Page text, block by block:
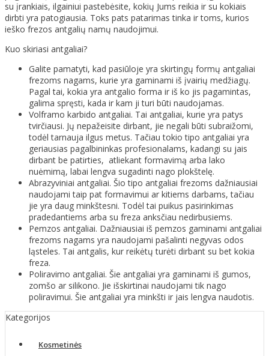
su įrankiais, ilgainiui pastebėsite, kokių Jums reikia ir su kokiais
dirbti yra patogiausia. Toks pats patarimas tinka ir toms, kurios
ieško frezos antgalių namų naudojimui.
Kuo skiriasi antgaliai?
Galite pamatyti, kad pasiūloje yra skirtingų formų antgaliai
frezoms nagams, kurie yra gaminami iš įvairių medžiagų.
Pagal tai, kokia yra antgalio forma ir iš ko jis pagamintas,
galima spręsti, kada ir kam ji turi būti naudojamas.
Volframo karbido antgaliai. Tai antgaliai, kurie yra patys
tvirčiausi. Jų nepažeisite dirbant, jie negali būti subraižomi,
todėl tarnauja ilgus metus. Tačiau tokio tipo antgaliai yra
geriausias pagalbininkas profesionalams, kadangi su jais
dirbant be patirties, atliekant formavimą arba lako
nuėmimą, labai lengva sugadinti nago plokštelę.
Abrazyviniai antgaliai. Šio tipo antgaliai frezoms dažniausiai
naudojami taip pat formavimui ar kitiems darbams, tačiau
jie yra daug minkštesni. Todėl tai puikus pasirinkimas
pradedantiems arba su freza anksčiau nedirbusiems.
Pemzos antgaliai. Dažniausiai iš pemzos gaminami antgaliai
frezoms nagams yra naudojami pašalinti negyvas odos
ląsteles. Tai antgalis, kur reikėtų turėti dirbant su bet kokia
freza.
Poliravimo antgaliai. Šie antgaliai yra gaminami iš gumos,
zomšo ar silikono. Jie išskirtinai naudojami tik nago
poliravimui. Šie antgaliai yra minkšti ir jais lengva naudotis.
Kategorijos
Kosmetinės